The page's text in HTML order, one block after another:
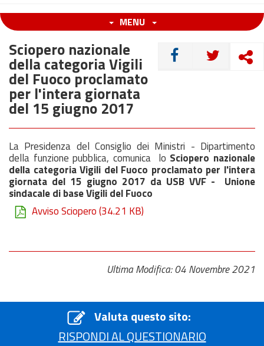
MENU
CONDIVIDI
Sciopero nazionale
della categoria Vigili
del Fuoco proclamato
per l'intera giornata
del 15 giugno 2017
La Presidenza del Consiglio dei Ministri - Dipartimento
della funzione pubblica, comunica lo Sciopero nazionale
della categoria Vigili del Fuoco proclamato per l'intera
giornata del 15 giugno 2017 da USB VVF - Unione
sindacale di base Vigili del Fuoco
Avviso Sciopero(34.21 KB)
Ultima Modifica: 04 Novembre 2021
Valuta questo sito:
RISPONDI AL QUESTIONARIO